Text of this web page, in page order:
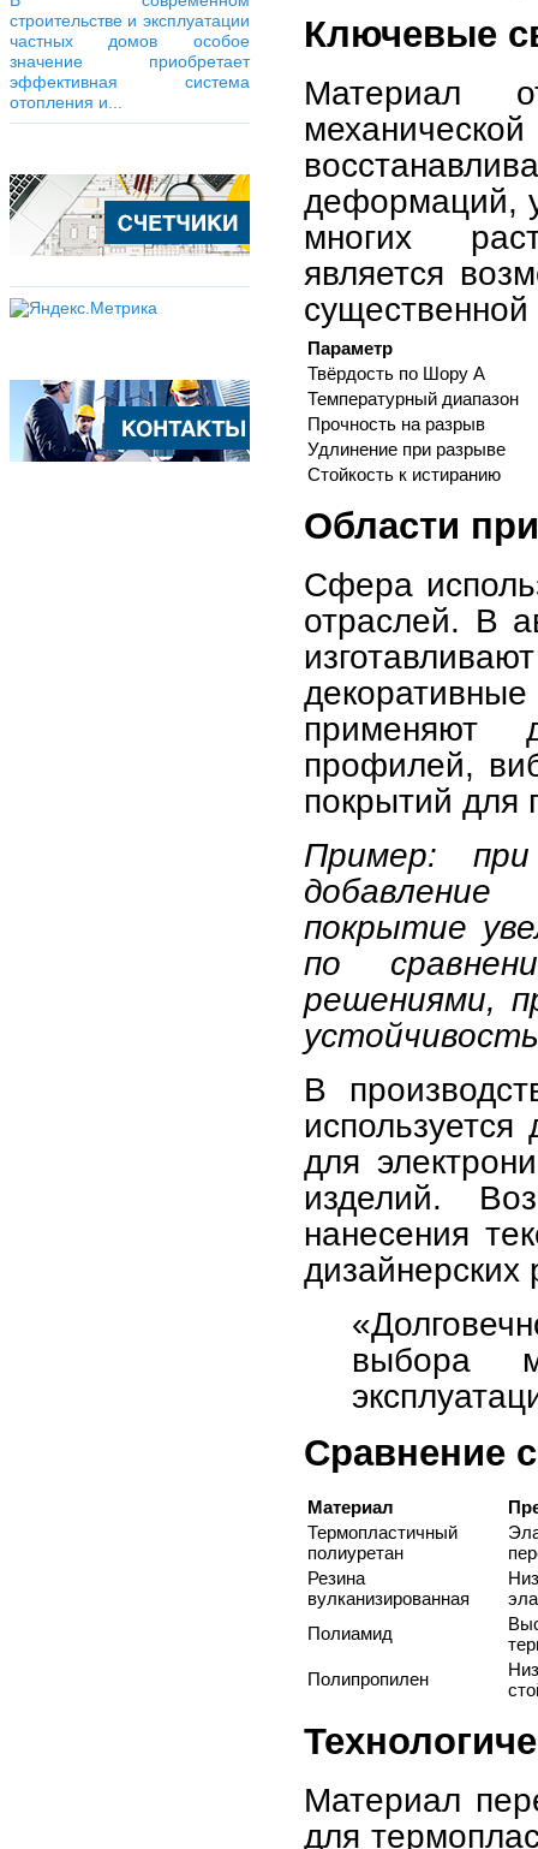
строительстве и эксплуатации
частных домов особое
значение приобретает
эффективная система
отопления и...
Ключевые
Материал
деформаций,
многих
является
существенной
Параметр
Твёрдость по Шору A
Температурный диапазон
Прочность на разрыв
Удлинение при разрыве
Стойкость к истиранию
Области
Сфера
отраслей. В
применяют
профилей,
покрытий для
Пример:
покрытие
по
решениями,
В
для
изделий.
нанесения
выбора
Сравнение
Материал
Термопластичный
полиуретан
Резина
вулканизированная
Полиамид
Полипропилен
Материал
для